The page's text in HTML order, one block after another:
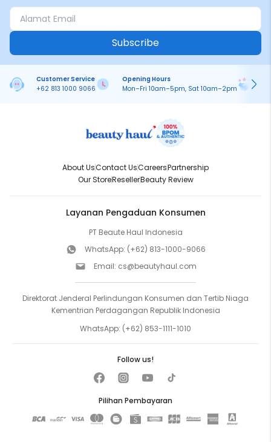
Subscribe
Customer Service
+62 813 1000 9066
Opening Hours
Mon–Fri 10am–5pm, Sat 10am–2pm
About UsContact UsCareersPartnership
Our StoreResellerBeauty Review
Layanan Pengaduan Konsumen
PT Beaute Haul Indonesia
WhatsApp: (+62) 813-1000-9066
Email: cs@beautyhaul.com
Direktorat Jenderal Perlindungan Konsumen dan Tertib Niaga
Kementrian Perdagangan Republik Indonesia
WhatsApp: (+62) 853-1111-1010
Pilihan Pembayaran
Follow us!